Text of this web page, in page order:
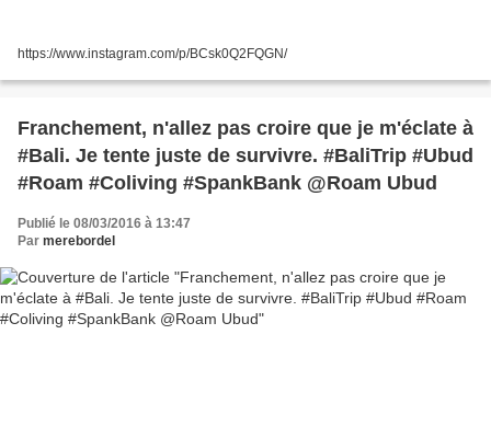
https://www.instagram.com/p/BCsk0Q2FQGN/
Franchement, n'allez pas croire que je m'éclate à
#Bali. Je tente juste de survivre. #BaliTrip #Ubud
#Roam #Coliving #SpankBank @Roam Ubud
Publié le 08/03/2016 à 13:47
Par merebordel